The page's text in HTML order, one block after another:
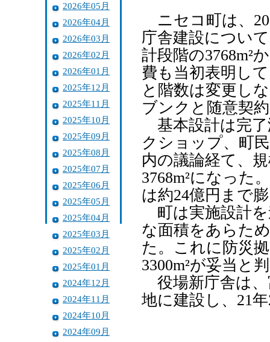
2026年05月
2026年04月
2026年03月
2026年02月
2026年01月
2025年12月
2025年11月
2025年10月
2025年09月
2025年08月
2025年07月
2025年06月
2025年05月
2025年04月
2025年03月
2025年02月
2025年01月
2024年12月
2024年11月
2024年10月
2024年09月
ニセコ町は、
庁舎建設につい
計段階の3768m²
費も当初表明し
と階数は変更し
ブンクと随意契
基本設計は完了
クショップ、町
内の議論経て、
3768m²になった
は約24億円まで
町は実施設計を
な面積をあらた
た。これに防災
3300m²が妥当と
役場新庁舎は、
地に建設し、21